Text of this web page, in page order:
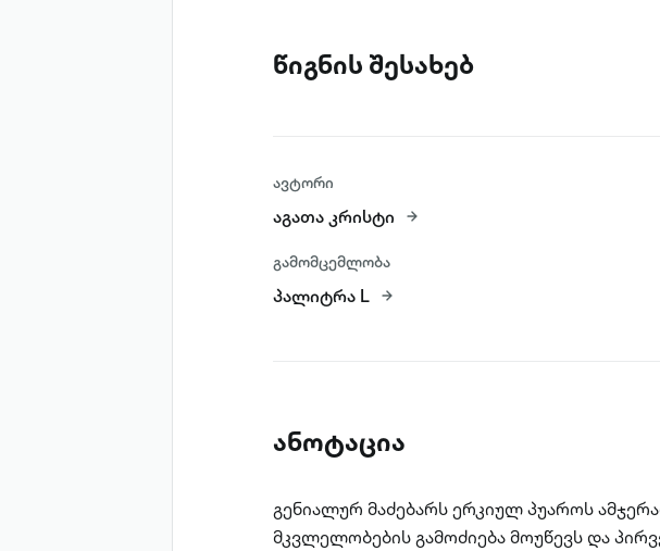
წიგნის შესახებ
ავტორი
აგათა კრისტი
გამომცემლობა
პალიტრა L
ანოტაცია
გენიალურ მაძებარს ერკიულ პუაროს
მკვლელობების გამოძიება მოუწევს და